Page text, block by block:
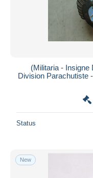
(Militaria - Insigne
Division Parachutiste
Status
New